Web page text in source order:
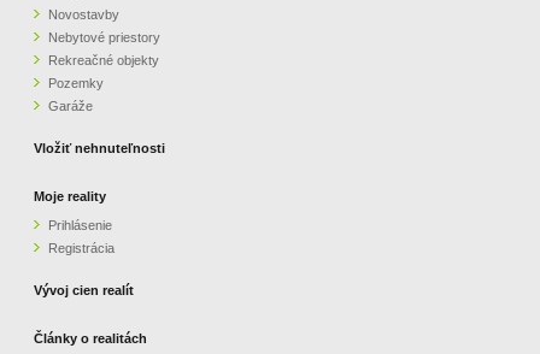
Novostavby
Nebytové priestory
Rekreačné objekty
Pozemky
Garáže
Vložiť nehnuteľnosti
Moje reality
Prihlásenie
Registrácia
Vývoj cien realít
Články o realitách